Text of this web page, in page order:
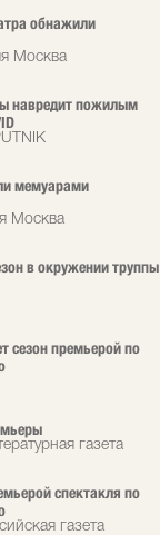
обнажили
Москва
навредит пожилым
мемуарами
Москва
в окружении труппы
сезон премьерой по
газета
спектакля по
газета